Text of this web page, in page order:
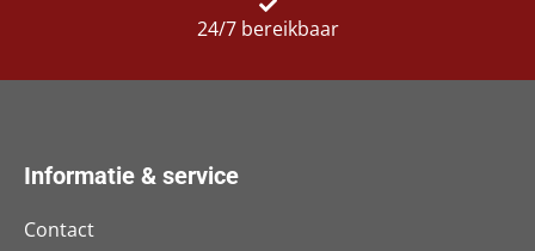
24/7 bereikbaar
Informatie & service
Contact